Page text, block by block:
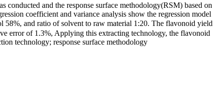
and the response surface methodology(RSM) based on
coefficient and variance analysis show the regression model
58%, and ratio of solvent to raw material 1:20. The flavonoid yield
error of 1.3%, Applying this extracting technology, the flavonoid
technology; response surface methodology